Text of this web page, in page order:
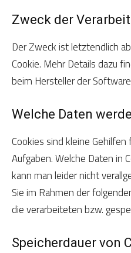
Zweck der
Der Zweck ist letztendlich
Cookie. Mehr Details dazu
beim Hersteller der
Welche Daten
Cookies sind kleine
Aufgaben. Welche Daten in
kann man leider nicht
Sie im Rahmen der
die verarbeiteten bzw.
Speicherdauer von